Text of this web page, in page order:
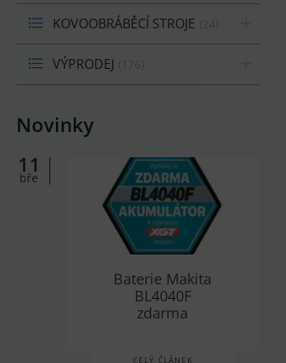
KOVOOBRÁBĚCÍ STROJE
VÝPRODEJ
Novinky
11
bře
Baterie Makita
BL4040F
zdarma
CELÝ ČLÁNEK